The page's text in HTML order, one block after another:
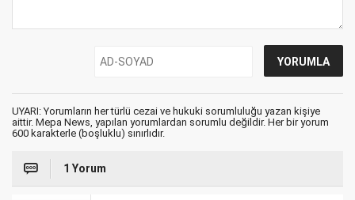
UYARI: Yorumların her türlü cezai ve hukuki sorumluluğu yazan kişiye
aittir. Mepa News, yapılan yorumlardan sorumlu değildir. Her bir yorum
600 karakterle (boşluklu) sınırlıdır.
1 Yorum